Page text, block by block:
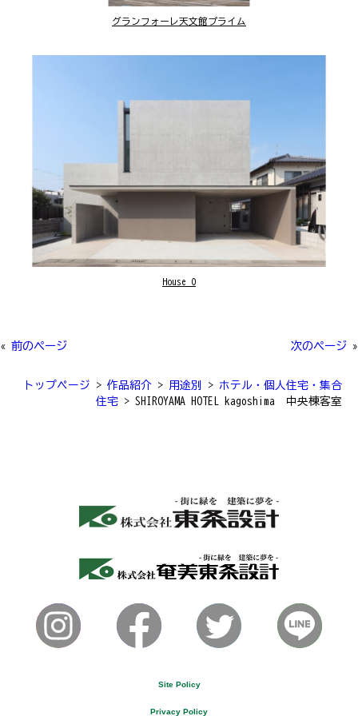
グランフォーレ天文館プライム
House O
« 前のページ 次のページ »
トップページ > 作品紹介 > 用途別 > ホテル・個人住宅・集合
住宅 > SHIROYAMA HOTEL kagoshima 中央棟客室
Site Policy
Privacy Policy